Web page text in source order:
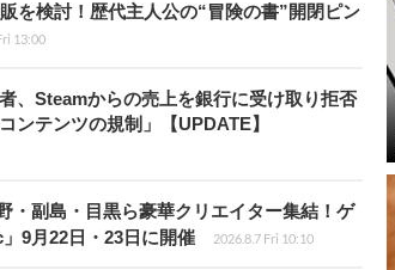
を検討！歴代主人公の“冒険の書”開閉ピン
13:00
、Steamからの売上を銀行に受け取り拒否
ンテンツの規制」【UPDATE】
・副島・目黒ら豪華クリエイター集結！ゲ
9月22日・23日に開催
2026.8.7 Fri 10:10